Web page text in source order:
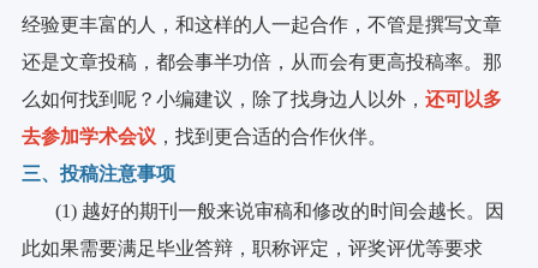
经验更丰富的人，和这样的人一起合作，不管是撰写文章
还是文章投稿，都会事半功倍，从而会有更高投稿率。那
么如何找到呢？小编建议，除了找身边人以外， 还可以多
去参加学术会议 ，找到更合适的合作伙伴。
三、投稿注意事项
(1) 越好的期刊一般来说审稿和修改的时间会越长。因
此如果需要满足毕业答辩，职称评定，评奖评优等要求